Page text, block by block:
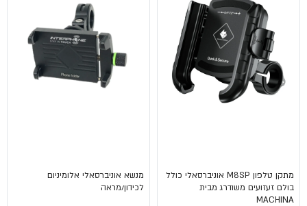
מתקן טלפון M8SP אוניברסאלי כולל
בולם זעזועים משודרג מבית
MACHINA
מנשא אוניברסאלי אלומיניום
לכידון/מראה